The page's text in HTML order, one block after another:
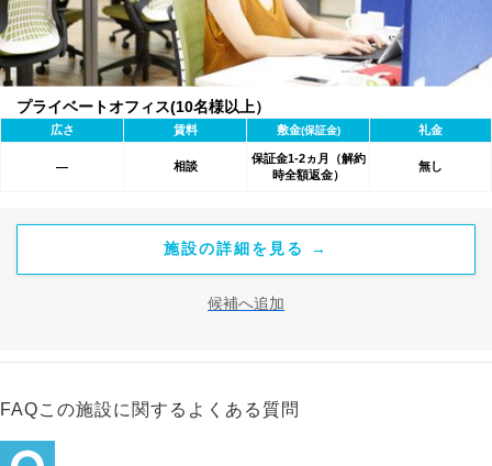
プライベートオフィス(10名様以上）
広さ 賃料 敷金(保証金) 礼金
― 相談
保証金1-2ヵ月（解約
時全額返金）
無し
施設の詳細を見る →
候補へ追加
FAQこの施設に関するよくある質問